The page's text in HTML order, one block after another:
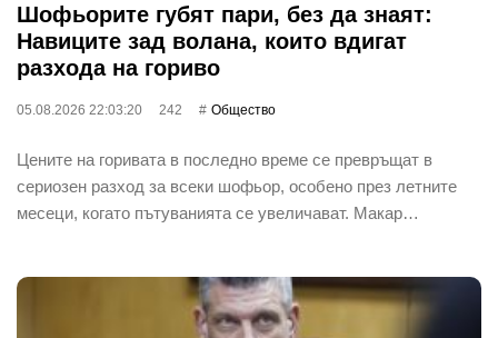
Шофьорите губят пари, без да знаят:
Навиците зад волана, които вдигат
разхода на гориво
05.08.2026 22:03:20 242 Общество
Цените на горивата в последно време се превръщат в
сериозен разход за всеки шофьор, особено през летните
месеци, когато пътуванията се увеличават. Макар…